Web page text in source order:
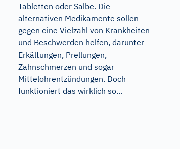
Tabletten oder Salbe. Die
alternativen Medikamente sollen
gegen eine Vielzahl von Krankheiten
und Beschwerden helfen, darunter
Erkältungen, Prellungen,
Zahnschmerzen und sogar
Mittelohrentzündungen. Doch
funktioniert das wirklich so...